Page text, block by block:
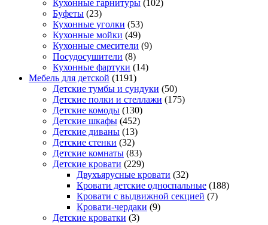
Кухонные гарнитуры (102)
Буфеты (23)
Кухонные уголки (53)
Кухонные мойки (49)
Кухонные смесители (9)
Посудосушители (8)
Кухонные фартуки (14)
Мебель для детской (1191)
Детские тумбы и сундуки (50)
Детские полки и стеллажи (175)
Детские комоды (130)
Детские шкафы (452)
Детские диваны (13)
Детские стенки (32)
Детские комнаты (83)
Детские кровати (229)
Двухъярусные кровати (32)
Кровати детские односпальные (188)
Кровати с выдвижной секцией (7)
Кровати-чердаки (9)
Детские кроватки (3)